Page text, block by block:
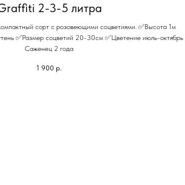
2-3-5 литра
сорт с розовеющими соцветиями. ✅Высота 1м
✅Размер соцветий 20-30см ✅Цветение июль-октябрь
Саженец 2 года
1 900 р.